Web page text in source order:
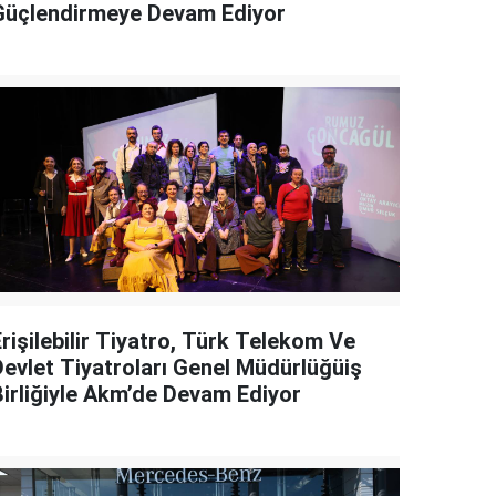
Devam Ediyor
Tiyatro, Türk Telekom Ve
Tiyatroları Genel Müdürlüğüiş
Akm’de Devam Ediyor